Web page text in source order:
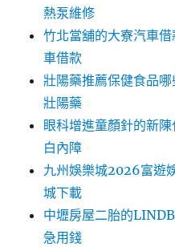
熱泵維修
竹北當舖的大寮汽車
車借款
壯陽藥推薦保健食品
壯陽藥
眼科增進童顏針的新
白內障
九州娛樂城2026富遊
城下載
中壢房屋二胎的
急用錢